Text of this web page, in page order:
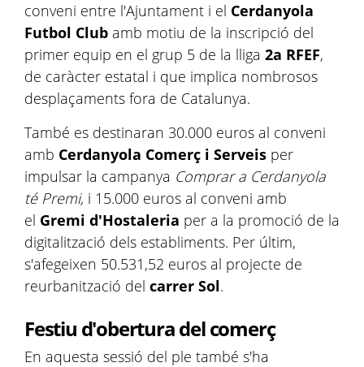
conveni entre l'Ajuntament i el Cerdanyola
Futbol Club amb motiu de la inscripció del
primer equip en el grup 5 de la lliga 2a RFEF,
de caràcter estatal i que implica nombrosos
desplaçaments fora de Catalunya.
També es destinaran 30.000 euros al conveni
amb Cerdanyola Comerç i Serveis per
impulsar la campanya Comprar a Cerdanyola
té Premi, i 15.000 euros al conveni amb
el Gremi d'Hostaleria per a la promoció de la
digitalització dels establiments. Per últim,
s'afegeixen 50.531,52 euros al projecte de
reurbanització del carrer Sol.
Festiu d'obertura del comerç
En aquesta sessió del ple també s'ha